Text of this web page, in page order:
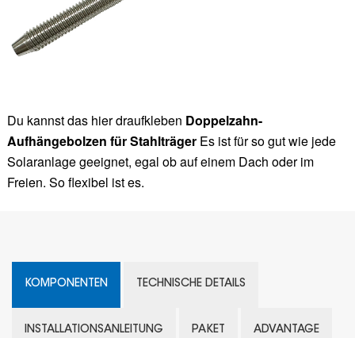
Du kannst das hier draufkleben Doppelzahn-
Aufhängebolzen für Stahlträger Es ist für so gut wie jede
Solaranlage geeignet, egal ob auf einem Dach oder im
Freien. So flexibel ist es.
KOMPONENTEN TECHNISCHE DETAILS
INSTALLATIONSANLEITUNG PAKET ADVANTAGE